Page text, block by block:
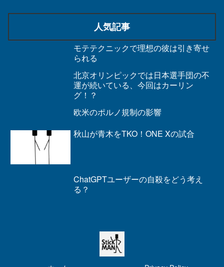
人気記事
モテテクニックで理想の彼は引き寄せ
られる
北京オリンピックでは日本選手団の不
運が続いている、今回はカーリン
グ！？
欧米のポルノ規制の影響
秋山が青木をTKO！ONE Xの試合
ChatGPTユーザーの自殺をどう考え
る？